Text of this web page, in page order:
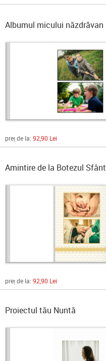
Albumul micului năzdrăvan
preț de la: 92,90 Lei
Amintire de la Botezul Sfânt
preț de la: 92,90 Lei
Proiectul tău Nuntă